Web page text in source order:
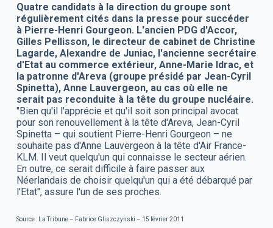
Quatre candidats à la direction du groupe sont
régulièrement cités dans la presse pour succéder
à Pierre-Henri Gourgeon. L'ancien PDG d'Accor,
Gilles Pellisson, le directeur de cabinet de Christine
Lagarde, Alexandre de Juniac, l'ancienne secrétaire
d'Etat au commerce extérieur, Anne-Marie Idrac, et
la patronne d'Areva (groupe présidé par Jean-Cyril
Spinetta), Anne Lauvergeon, au cas où elle ne
serait pas reconduite à la tête du groupe nucléaire.
"Bien qu'il l'apprécie et qu'il soit son principal avocat
pour son renouvellement à la tête d'Areva, Jean-Cyril
Spinetta – qui soutient Pierre-Henri Gourgeon – ne
souhaite pas d'Anne Lauvergeon à la tête d'Air France-
KLM. Il veut quelqu'un qui connaisse le secteur aérien.
En outre, ce serait difficile à faire passer aux
Néerlandais de choisir quelqu'un qui a été débarqué par
l'Etat", assure l'un de ses proches.
Source : La Tribune – Fabrice Gliszczynski – 15 février 2011